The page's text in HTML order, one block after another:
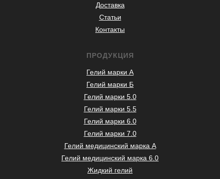
ПРОДУКЦИЯ
Гелий марки А
Гелий марки Б
Гелий марки 5.0
Гелий марки 5.5
Гелий марки 6.0
Гелий марки 7.0
Гелий медицинский марка А
Гелий медицинский марка 6.0
Жидкий гелий
Доставка
Статьи
Контакты